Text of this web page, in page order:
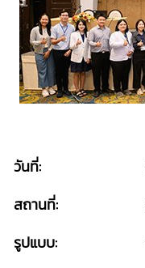
วันที่:
สถานที่:
รูปแบบ: